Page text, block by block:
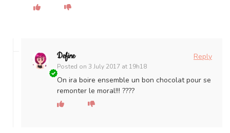
Define
Posted on 3 July 2017 at 19h18
Reply
On ira boire ensemble un bon chocolat pour se
remonter le moral!!! ????